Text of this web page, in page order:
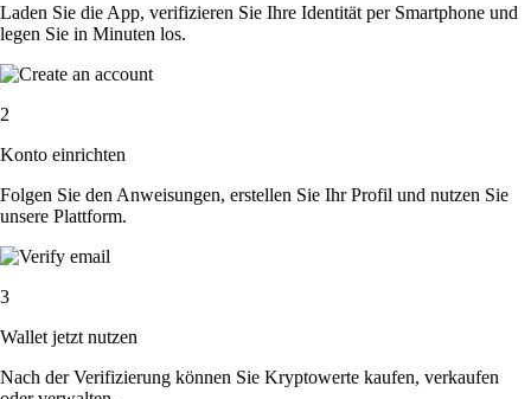
Laden Sie die App, verifizieren Sie Ihre Identität per Smartphone und
legen Sie in Minuten los.
2
Konto einrichten
Folgen Sie den Anweisungen, erstellen Sie Ihr Profil und nutzen Sie
unsere Plattform.
3
Wallet jetzt nutzen
Nach der Verifizierung können Sie Kryptowerte kaufen, verkaufen